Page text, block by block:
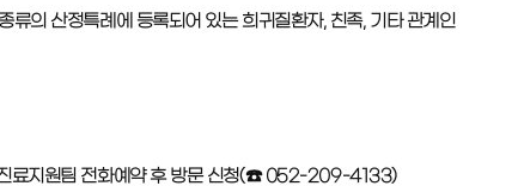
류의 산정특례에 등록되어 있는 희귀질환자, 친족, 기타 관계인
료지원팀 전화예약 후 방문 신청(☎ 052-209-4133)